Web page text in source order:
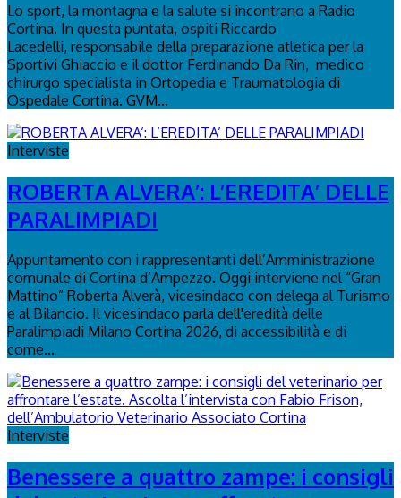
Lo sport, la montagna e la salute si incontrano a Radio
Cortina. In questa puntata, ospiti Riccardo
Lacedelli, responsabile della preparazione atletica per la
Sportivi Ghiaccio e il dottor Ferdinando Da Rin, medico
chirurgo specialista in Ortopedia e Traumatologia di
Ospedale Cortina. GVM...
Interviste
ROBERTA ALVERA’: L’EREDITA’ DELLE
PARALIMPIADI
Appuntamento con i rappresentanti dell’Amministrazione
comunale di Cortina d’Ampezzo. Oggi interviene nel “Gran
Mattino” Roberta Alverà, vicesindaco con delega al Turismo
e al Bilancio. Il vicesindaco parla dell'eredità delle
Paralimpiadi Milano Cortina 2026, di accessibilità e di
come...
Interviste
Benessere a quattro zampe: i consigli